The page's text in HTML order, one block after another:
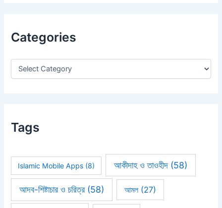
f
r
Categories
Tags
Islamic Mobile Apps (8) আকীদাহ ও তাওহীদ(58)
আদব-শিষ্টাচার ও চরিত্র(58) আমল(27)